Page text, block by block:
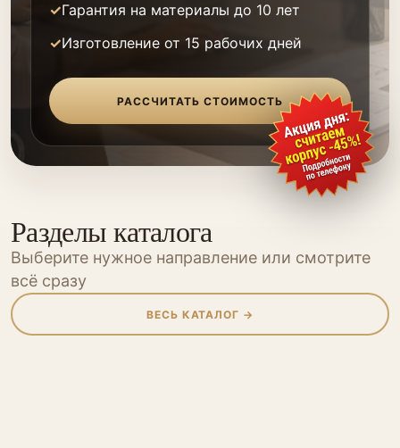
Гарантия на материалы до 10 лет
Изготовление от 15 рабочих дней
РАССЧИТАТЬ СТОИМОСТЬ
Разделы каталога
Выберите нужное направление или смотрите
всё сразу
ВЕСЬ КАТАЛОГ →
Шкафы Шкафы-купе